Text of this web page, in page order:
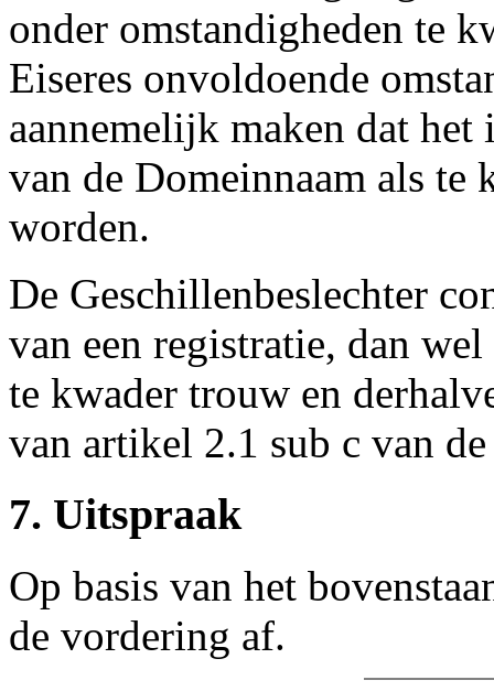
onder omstandigheden te
Eiseres onvoldoende
aannemelijk maken dat het
van de Domeinnaam als te
worden.
De Geschillenbeslechter
van een registratie, dan
te kwader trouw en
van artikel 2.1 sub c van
7. Uitspraak
Op basis van het
de vordering af.